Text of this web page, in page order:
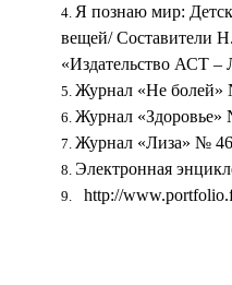
Я познаю мир:
вещей/ Составители
«Издательство АСТ –
Журнал «Не болей»
Журнал
Журнал «Лиза» №
Электронная
http://